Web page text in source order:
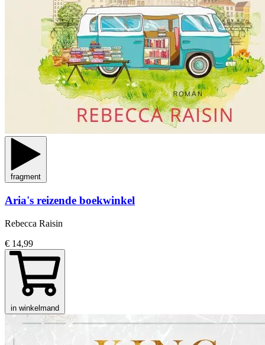
fragment
Aria's reizende boekwinkel
Rebecca Raisin
€ 14,99
in winkelmand